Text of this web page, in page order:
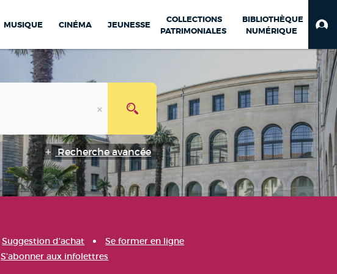
MUSIQUE CINÉMA JEUNESSE
COLLECTIONS
PATRIMONIALES
BIBLIOTHÈQUE
NUMÉRIQUE
Recherche avancée
Suggestion d'achat
Se former en ligne
S'abonner aux infolettres